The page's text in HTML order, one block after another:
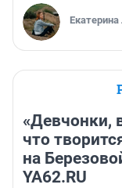
«Девчонки,
что
на
YA62.RU